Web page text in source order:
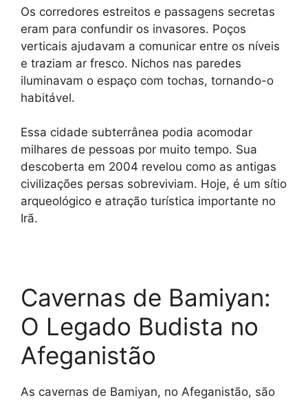
Os corredores estreitos e passagens secretas
eram para confundir os invasores. Poços
verticais ajudavam a comunicar entre os níveis
e traziam ar fresco. Nichos nas paredes
iluminavam o espaço com tochas, tornando-o
habitável.
Essa cidade subterrânea podia acomodar
milhares de pessoas por muito tempo. Sua
descoberta em 2004 revelou como as antigas
civilizações persas sobreviviam. Hoje, é um sítio
arqueológico e atração turística importante no
Irã.
Cavernas de Bamiyan:
O Legado Budista no
Afeganistão
As cavernas de Bamiyan, no Afeganistão, são